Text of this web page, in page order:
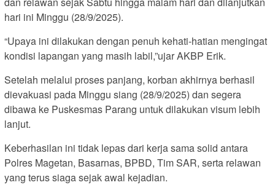
hari ini Minggu (28/9/2025).
“Upaya ini dilakukan dengan penuh kehati-hatian mengingat
kondisi lapangan yang masih labil,”ujar AKBP Erik.
Setelah melalui proses panjang, korban akhirnya berhasil
dievakuasi pada Minggu siang (28/9/2025) dan segera
dibawa ke Puskesmas Parang untuk dilakukan visum lebih
lanjut.
Keberhasilan ini tidak lepas dari kerja sama solid antara
Polres Magetan, Basarnas, BPBD, Tim SAR, serta relawan
yang terus siaga sejak awal kejadian.